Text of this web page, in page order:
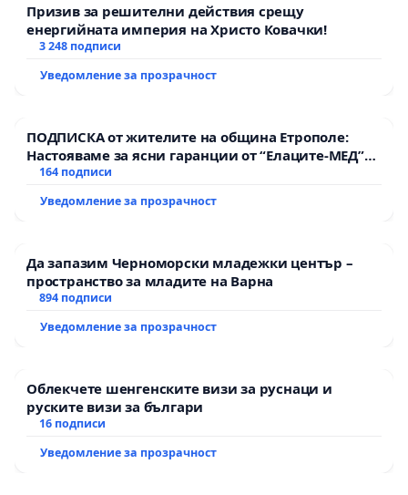
Призив за решителни действия срещу
енергийната империя на Христо Ковачки!
3 248 подписи
Уведомление за прозрачност
ПОДПИСКА от жителите на община Етрополе:
Настояваме за ясни гаранции от “Елаците-МЕД”
АД и от държавата, че ще се изпълнят всички
164 подписи
Уведомление за прозрачност
Да запазим Черноморски младежки център –
пространство за младите на Варна
894 подписи
Уведомление за прозрачност
Облекчете шенгенските визи за руснаци и
руските визи за българи
16 подписи
Уведомление за прозрачност